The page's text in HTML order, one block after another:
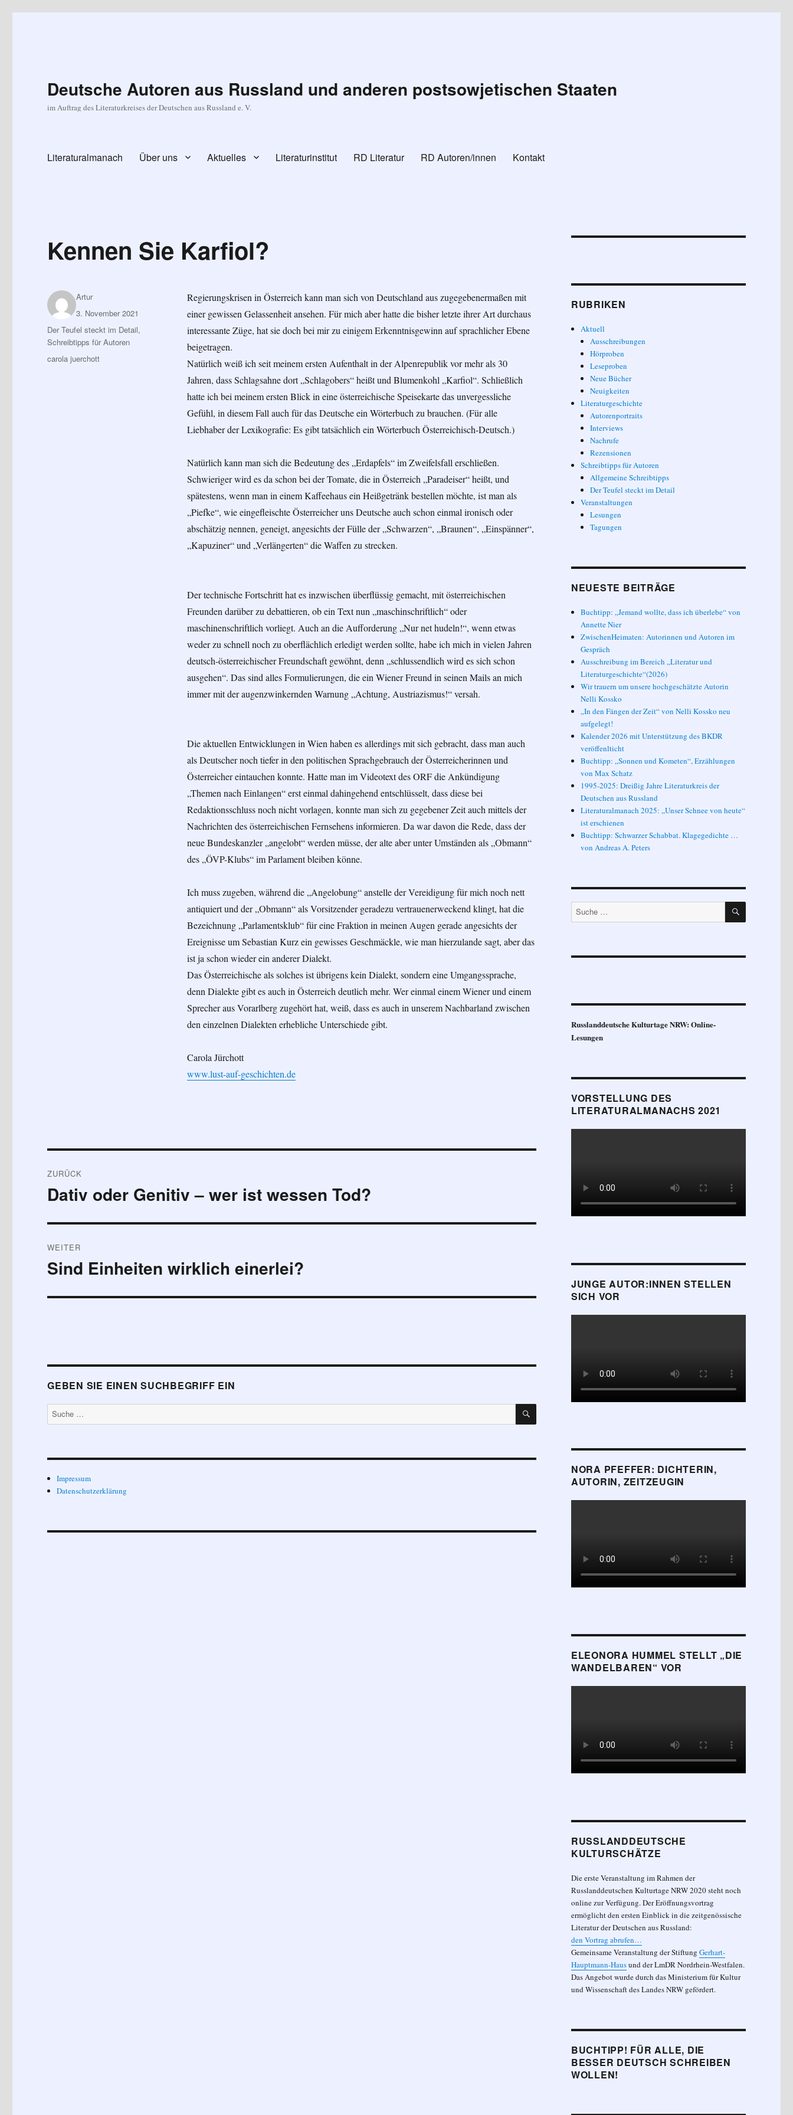
Deutsche Autoren aus Russland und anderen postsowjetischen Staaten
im Auftrag des Literaturkreises der Deutschen aus Russland e. V.
Literaturalmanach Über uns Aktuelles Literaturinstitut RD Literatur RD Autoren/innen Kontakt
Kennen Sie Karfiol?
Regierungskrisen in Österreich kann man sich von Deutschland aus zugegebenermaßen mit
einer gewissen Gelassenheit ansehen. Für mich aber hatte die bisher letzte ihrer Art durchaus
interessante Züge, hat sie doch bei mir zu einigem Erkenntnisgewinn auf sprachlicher Ebene
beigetragen.
Natürlich weiß ich seit meinem ersten Aufenthalt in der Alpenrepublik vor mehr als 30
Jahren, dass Schlagsahne dort „Schlagobers“ heißt und Blumenkohl „Karfiol“. Schließlich
hatte ich bei meinem ersten Blick in eine österreichische Speisekarte das unvergessliche
Gefühl, in diesem Fall auch für das Deutsche ein Wörterbuch zu brauchen. (Für alle
Liebhaber der Lexikografie: Es gibt tatsächlich ein Wörterbuch Österreichisch-Deutsch.)
Natürlich kann man sich die Bedeutung des „Erdapfels“ im Zweifelsfall erschließen.
Schwieriger wird es da schon bei der Tomate, die in Österreich „Paradeiser“ heißt, und
spätestens, wenn man in einem Kaffeehaus ein Heißgetränk bestellen möchte, ist man als
„Piefke“, wie eingefleischte Österreicher uns Deutsche auch schon einmal ironisch oder
abschätzig nennen, geneigt, angesichts der Fülle der „Schwarzen“, „Braunen“, „Einspänner“,
„Kapuziner“ und „Verlängerten“ die Waffen zu strecken.
Der technische Fortschritt hat es inzwischen überflüssig gemacht, mit österreichischen
Freunden darüber zu debattieren, ob ein Text nun „maschinschriftlich“ oder
maschinenschriftlich vorliegt. Auch an die Aufforderung „Nur net hudeln!“, wenn etwas
weder zu schnell noch zu oberflächlich erledigt werden sollte, habe ich mich in vielen Jahren
deutsch-österreichischer Freundschaft gewöhnt, denn „schlussendlich wird es sich schon
ausgehen“. Das sind alles Formulierungen, die ein Wiener Freund in seinen Mails an mich
immer mit der augenzwinkernden Warnung „Achtung, Austriazismus!“ versah.
Die aktuellen Entwicklungen in Wien haben es allerdings mit sich gebracht, dass man auch
als Deutscher noch tiefer in den politischen Sprachgebrauch der Österreicherinnen und
Österreicher eintauchen konnte. Hatte man im Videotext des ORF die Ankündigung
„Themen nach Einlangen“ erst einmal dahingehend entschlüsselt, dass diese bei
Redaktionsschluss noch nicht vorlagen, konnte man sich zu gegebener Zeit auch mittels der
Nachrichten des österreichischen Fernsehens informieren. Da war davon die Rede, dass der
neue Bundeskanzler „angelobt“ werden müsse, der alte aber unter Umständen als „Obmann“
des „ÖVP-Klubs“ im Parlament bleiben könne.
Ich muss zugeben, während die „Angelobung“ anstelle der Vereidigung für mich noch nett
antiquiert und der „Obmann“ als Vorsitzender geradezu vertrauenerweckend klingt, hat die
Bezeichnung „Parlamentsklub“ für eine Fraktion in meinen Augen gerade angesichts der
Ereignisse um Sebastian Kurz ein gewisses Geschmäckle, wie man hierzulande sagt, aber das
ist ja schon wieder ein anderer Dialekt.
Das Österreichische als solches ist übrigens kein Dialekt, sondern eine Umgangssprache,
denn Dialekte gibt es auch in Österreich deutlich mehr. Wer einmal einem Wiener und einem
Sprecher aus Vorarlberg zugehört hat, weiß, dass es auch in unserem Nachbarland zwischen
den einzelnen Dialekten erhebliche Unterschiede gibt.
Carola Jürchott
www.lust-auf-geschichten.de
Autor
Artur
Veröffentlicht
am
3. November 2021
Kategorien
Der Teufel steckt im Detail,
Schreibtipps für Autoren
Schlagwörter
carola juerchott
ZURÜCK
Vorheriger
Dativ oder Genitiv – wer ist wessen Tod?
WEITER
Nächster
Sind Einheiten wirklich einerlei?
GEBEN SIE EINEN SUCHBEGRIFF EIN
Suche
nach:
SUCHEN
Impressum
Datenschutzerklärung
RUBRIKEN
Aktuell
Ausschreibungen
Hörproben
Leseproben
Neue Bücher
Neuigkeiten
Literaturgeschichte
Autorenportraits
Interviews
Nachrufe
Rezensionen
Schreibtipps für Autoren
Allgemeine Schreibtipps
Der Teufel steckt im Detail
Veranstaltungen
Lesungen
Tagungen
NEUESTE BEITRÄGE
Buchtipp: „Jemand wollte, dass ich überlebe“ von
Annette Nier
ZwischenHeimaten: Autorinnen und Autoren im
Gespräch
Ausschreibung im Bereich „Literatur und
Literaturgeschichte“(2026)
Wir trauern um unsere hochgeschätzte Autorin
Nelli Kossko
„In den Fängen der Zeit“ von Nelli Kossko neu
aufgelegt!
Kalender 2026 mit Unterstützung des BKDR
veröffenlticht
Buchtipp: „Sonnen und Kometen“, Erzählungen
von Max Schatz
1995-2025: Dreißig Jahre Literaturkreis der
Deutschen aus Russland
Literaturalmanach 2025: „Unser Schnee von heute“
ist erschienen
Buchtipp: Schwarzer Schabbat. Klagegedichte …
von Andreas A. Peters
Suche
nach:
SUCHEN
Russlanddeutsche Kulturtage NRW: Online-
Lesungen
VORSTELLUNG DES
LITERATURALMANACHS 2021
JUNGE AUTOR:INNEN STELLEN
SICH VOR
NORA PFEFFER: DICHTERIN,
AUTORIN, ZEITZEUGIN
ELEONORA HUMMEL STELLT „DIE
WANDELBAREN“ VOR
RUSSLANDDEUTSCHE
KULTURSCHÄTZE
Die erste Veranstaltung im Rahmen der
Russlanddeutschen Kulturtage NRW 2020 steht noch
online zur Verfügung. Der Eröffnungsvortrag
ermöglicht den ersten Einblick in die zeitgenössische
Literatur der Deutschen aus Russland:
den Vortrag abrufen…
Gemeinsame Veranstaltung der Stiftung Gerhart-
Hauptmann-Hausund der LmDR Nordrhein-Westfalen.
Das Angebot wurde durch das Ministerium für Kultur
und Wissenschaft des Landes NRW gefördert.
BUCHTIPP! FÜR ALLE, DIE
BESSER DEUTSCH SCHREIBEN
WOLLEN!